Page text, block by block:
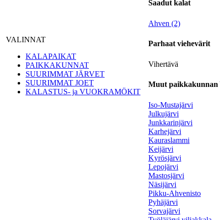
VALINNAT
KALAPAIKAT
PAIKKAKUNNAT
SUURIMMAT JÄRVET
SUURIMMAT JOET
KALASTUS- ja VUOKRAMÖKIT
Saadut kalat
Ahven (2)
Parhaat viehevärit
Vihertävä
Muut paikkakunnan
Iso-Mustajärvi
Julkujärvi
Junkkarinjärvi
Karhejärvi
Kauraslammi
Keijärvi
Kyrösjärvi
Lepojärvi
Mastosjärvi
Näsijärvi
Pikku-Ahvenisto
Pyhäjärvi
Sorvajärvi